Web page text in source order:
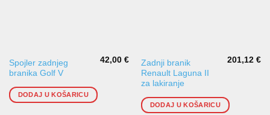
Spojler zadnjeg
branika Golf V
42,00€
DODAJ U KOŠARICU
Zadnji branik
Renault Laguna II
za lakiranje
201,12€
DODAJ U KOŠARICU